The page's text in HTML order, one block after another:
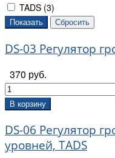
TADS (3)
DS-03 Регулятор
370 руб.
В корзину
DS-06 Регулятор
уровней, TADS